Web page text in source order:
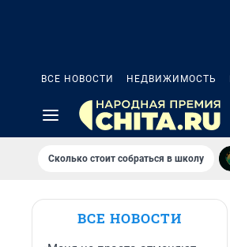
ВСЕ НОВОСТИ НЕДВИЖИМОСТЬ
Сколько стоит собраться в школу
ВСЕ НОВОСТИ